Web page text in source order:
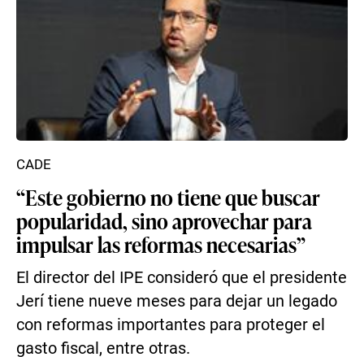
“Este gobierno no tiene que buscar
popularidad, sino aprovechar para
impulsar las reformas necesarias”
El director del IPE consideró que el presidente
Jerí tiene nueve meses para dejar un legado
con reformas importantes para proteger el
gasto fiscal, entre otras.
CADE